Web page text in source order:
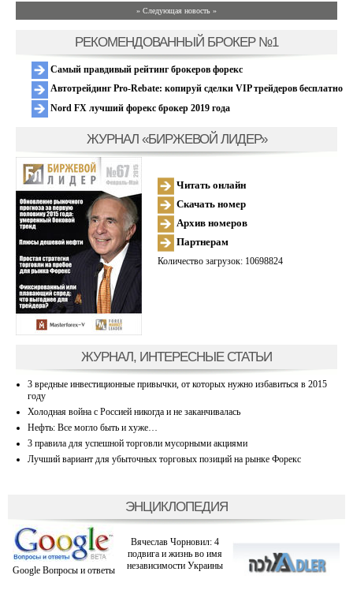
» Следующая новость »
РЕКОМЕНДОВАННЫЙ БРОКЕР №1
Самый правдивый рейтинг брокеров форекс
Автотрейдинг Pro-Rebate: копируй сделки VIP трейдеров бесплатно
Nord FX лучший форекс брокер 2019 года
ЖУРНАЛ «БИРЖЕВОЙ ЛИДЕР»
Читать онлайн
Скачать номер
Архив номеров
Партнерам
Количество загрузок: 10698824
ЖУРНАЛ, ИНТЕРЕСНЫЕ СТАТЬИ
3 вредные инвестиционные привычки, от которых нужно избавиться в 2015
году
Холодная война с Россией никогда и не заканчивалась
Нефть: Все могло быть и хуже…
3 правила для успешной торговли мусорными акциями
Лучший вариант для убыточных торговых позиций на рынке Форекс
ЭНЦИКЛОПЕДИЯ
Google Вопросы и ответы
Вячеслав Чорновил: 4
подвига и жизнь во имя
независимости Украины